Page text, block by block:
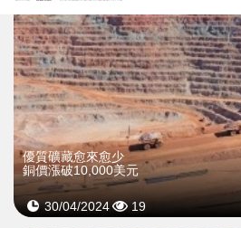
優質礦藏愈來愈少
銅價漲破10,000美元
30/04/2024 19